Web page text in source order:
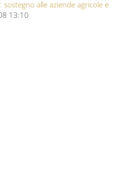
alle aziende agricole e
13:10